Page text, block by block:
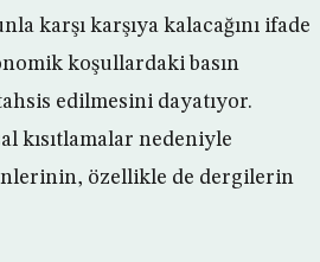
karşı karşıya kalacağını ifade
koşullardaki basın
edilmesini dayatıyor.
kısıtlamalar nedeniyle
özellikle de dergilerin